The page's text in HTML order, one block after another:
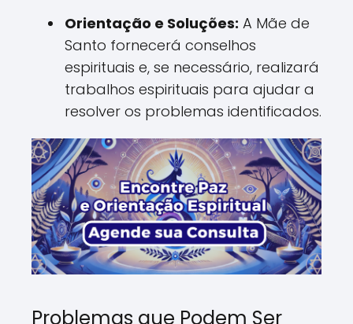
Orientação e Soluções: A Mãe de
Santo fornecerá conselhos
espirituais e, se necessário, realizará
trabalhos espirituais para ajudar a
resolver os problemas identificados.
Problemas que Podem Ser